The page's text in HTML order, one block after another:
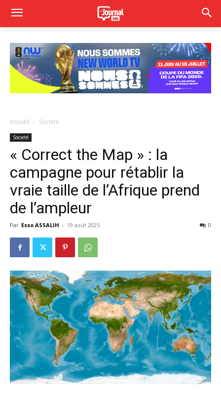
Accueil Societé
Societé
« Correct the Map » : la
campagne pour rétablir la
vraie taille de l’Afrique prend
de l’ampleur
Par Esso ASSALIH - 19 août 2025 0